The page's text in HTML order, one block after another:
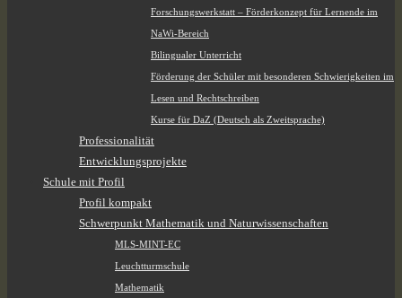
Forschungswerkstatt – Förderkonzept für Lernende im
NaWi-Bereich
Bilingualer Unterricht
Förderung der Schüler mit besonderen Schwierigkeiten im
Lesen und Rechtschreiben
Kurse für DaZ (Deutsch als Zweitsprache)
Professionalität
Entwicklungsprojekte
Schule mit Profil
Profil kompakt
Schwerpunkt Mathematik und Naturwissenschaften
MLS-MINT-EC
Leuchtturmschule
Mathematik